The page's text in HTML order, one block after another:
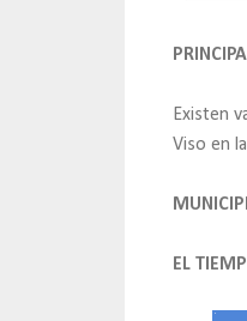
Existen
Viso en
EL